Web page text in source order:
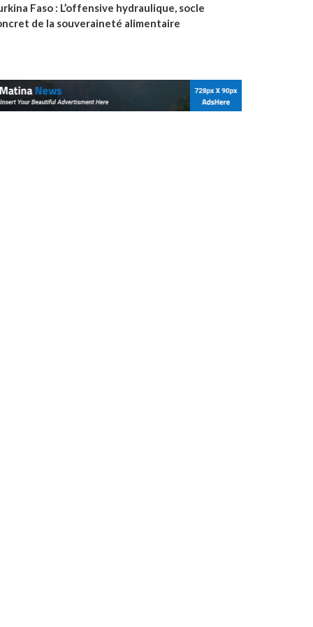
Faso : L’offensive hydraulique, socle
de la souveraineté alimentaire